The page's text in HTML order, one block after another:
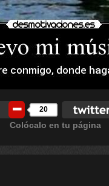
20
Colócalo en tu página